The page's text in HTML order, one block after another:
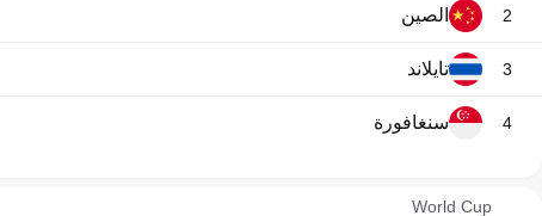
2 الصين
3 تايلاند
4 سنغافورة
World Cup